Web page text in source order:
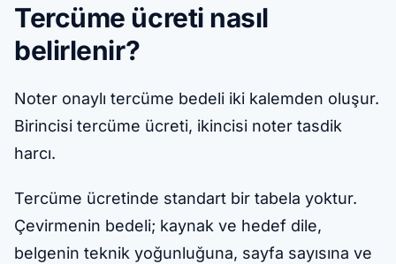
Tercüme ücreti nasıl
belirlenir?
Noter onaylı tercüme bedeli iki kalemden oluşur.
Birincisi tercüme ücreti, ikincisi noter tasdik
harcı.
Tercüme ücretinde standart bir tabela yoktur.
Çevirmenin bedeli; kaynak ve hedef dile,
belgenin teknik yoğunluğuna, sayfa sayısına ve